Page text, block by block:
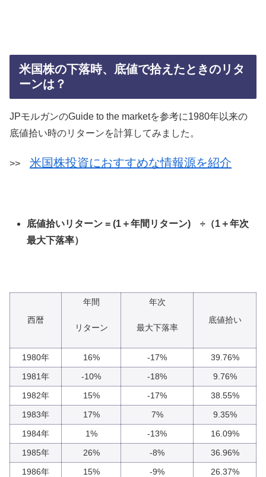
米国株の下落時、底値で拾えたときのリタ
ーンは？
JPモルガンのGuide to the marketを参考に1980年以来の
底値拾い時のリターンを計算してみました。
>> 米国株投資におすすめな情報源を紹介
底値拾いリターン = (1＋年間リターン) ÷（1＋年次
最大下落率）
西暦
年間
リターン
年次
最大下落率
底値拾い
1980年 16% -17%
39.76%
1981年
-10% -18%
9.76%
1982年
15% -17%
38.55%
1983年
17% 7%
9.35%
1984年
1% -13%
16.09%
1985年
26% -8%
36.96%
1986年
15% -9%
26.37%